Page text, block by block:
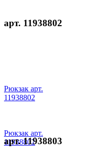
арт. 11938802
Рюкзак арт.
11938802
Рюкзак арт.
11938802
арт. 11938803